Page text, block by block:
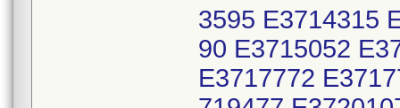
3595 E3714315
90 E3715052
E3717772